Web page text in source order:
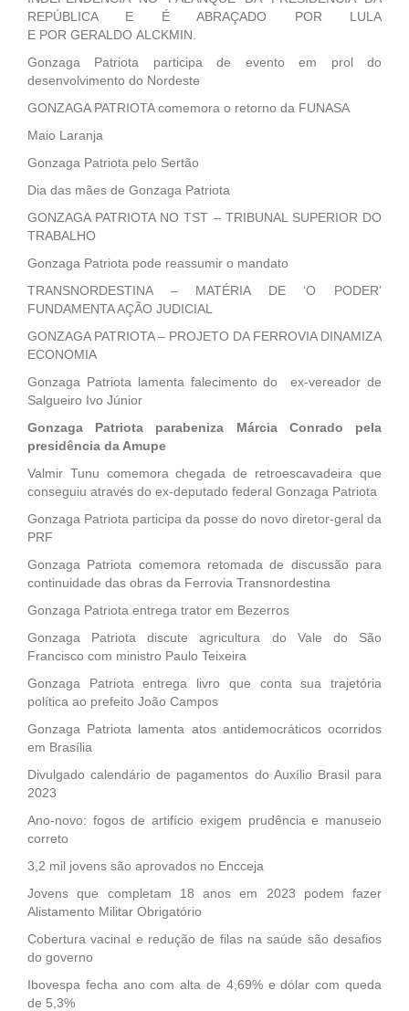
REPÚBLICA E É ABRAÇADO POR LULA
E POR GERALDO ALCKMIN.
Gonzaga Patriota participa de evento em prol do
desenvolvimento do Nordeste
GONZAGA PATRIOTA comemora o retorno da FUNASA
Maio Laranja
Gonzaga Patriota pelo Sertão
Dia das mães de Gonzaga Patriota
GONZAGA PATRIOTA NO TST – TRIBUNAL SUPERIOR DO
TRABALHO
Gonzaga Patriota pode reassumir o mandato
TRANSNORDESTINA – MATÉRIA DE ‘O PODER’
FUNDAMENTA AÇÃO JUDICIAL
GONZAGA PATRIOTA – PROJETO DA FERROVIA DINAMIZA
ECONOMIA
Gonzaga Patriota lamenta falecimento do ex-vereador de
Salgueiro Ivo Júnior
Gonzaga Patriota parabeniza Márcia Conrado pela
presidência da Amupe
Valmir Tunu comemora chegada de retroescavadeira que
conseguiu através do ex-deputado federal Gonzaga Patriota
Gonzaga Patriota participa da posse do novo diretor-geral da
PRF
Gonzaga Patriota comemora retomada de discussão para
continuidade das obras da Ferrovia Transnordestina
Gonzaga Patriota entrega trator em Bezerros
Gonzaga Patriota discute agricultura do Vale do São
Francisco com ministro Paulo Teixeira
Gonzaga Patriota entrega livro que conta sua trajetória
política ao prefeito João Campos
Gonzaga Patriota lamenta atos antidemocráticos ocorridos
em Brasília
Divulgado calendário de pagamentos do Auxílio Brasil para
2023
Ano-novo: fogos de artifício exigem prudência e manuseio
correto
3,2 mil jovens são aprovados no Encceja
Jovens que completam 18 anos em 2023 podem fazer
Alistamento Militar Obrigatório
Cobertura vacinal e redução de filas na saúde são desafios
do governo
Ibovespa fecha ano com alta de 4,69% e dólar com queda
de 5,3%